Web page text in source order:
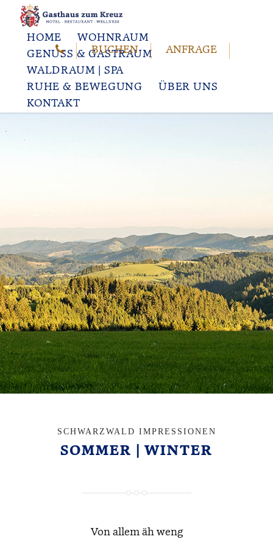
HOME
WOHNRAUM
GENUSS & GASTRAUM
WALDRAUM | SPA
RUHE & BEWEGUNG
ÜBER UNS
KONTAKT
BUCHEN ANFRAGE
SCHWARZWALD IMPRESSIONEN
SOMMER | WINTER
Von allem äh weng